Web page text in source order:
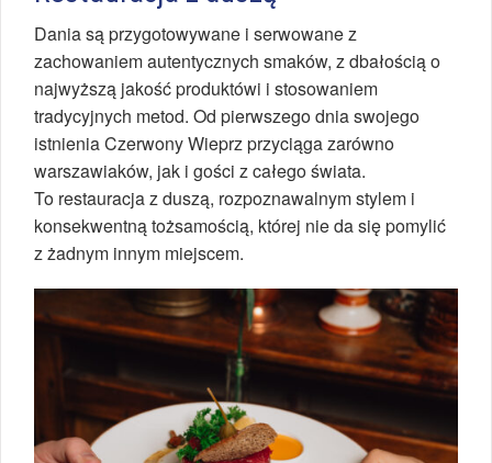
Dania są przygotowywane i serwowane z
zachowaniem autentycznych smaków, z dbałością o
najwyższą jakość produktówi i stosowaniem
tradycyjnych metod. Od pierwszego dnia swojego
istnienia Czerwony Wieprz przyciąga zarówno
warszawiaków, jak i gości z całego świata.
To restauracja z duszą, rozpoznawalnym stylem i
konsekwentną tożsamością, której nie da się pomylić
z żadnym innym miejscem.